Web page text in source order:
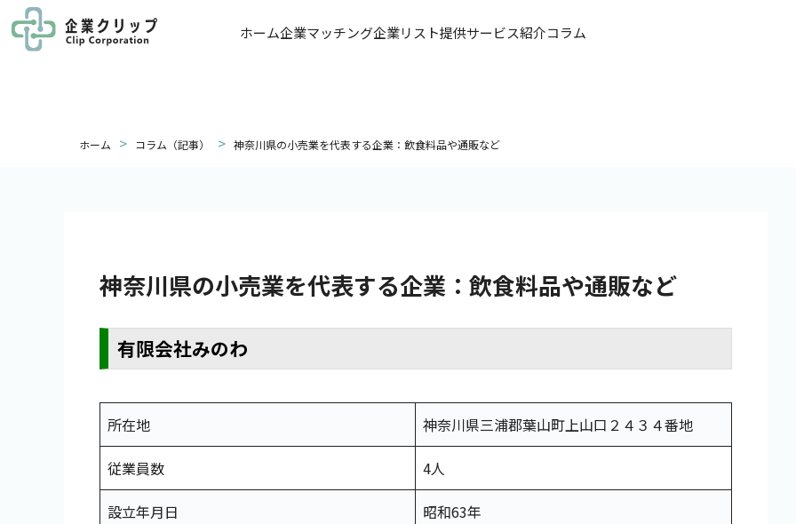
ホーム企業マッチング企業リスト提供サービス紹介コラム
ホーム > コラム（記事） > 神奈川県の小売業を代表する企業：飲食料品や通販など
神奈川県の小売業を代表する企業：飲食料品や通販など
有限会社みのわ
所在地 神奈川県三浦郡葉山町上山口２４３４番地
従業員数 4人
設立年月日 昭和63年